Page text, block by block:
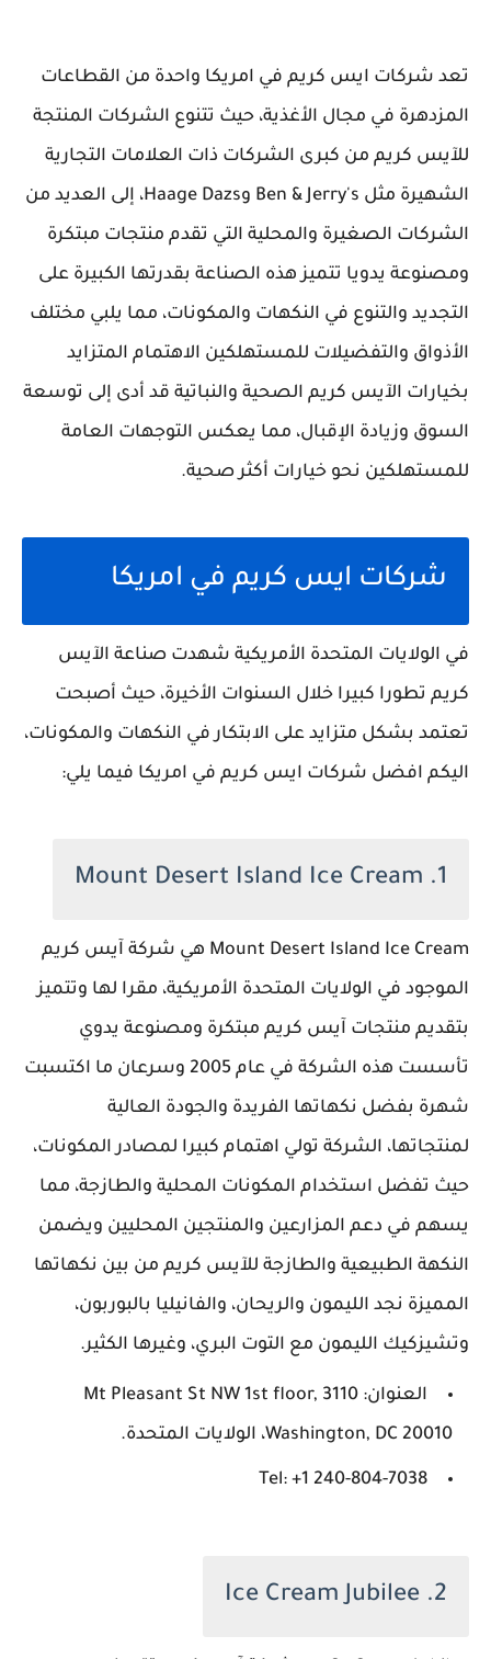
تعد شركات ايس كريم في امريكا واحدة من القطاعات
المزدهرة في مجال الأغذية، حيث تتنوع الشركات المنتجة
للآيس كريم من كبرى الشركات ذات العلامات التجارية
الشهيرة مثل Ben & Jerry's وHaage Dazs، إلى العديد من
الشركات الصغيرة والمحلية التي تقدم منتجات مبتكرة
ومصنوعة يدويا تتميز هذه الصناعة بقدرتها الكبيرة على
التجديد والتنوع في النكهات والمكونات، مما يلبي مختلف
الأذواق والتفضيلات للمستهلكين الاهتمام المتزايد
بخيارات الآيس كريم الصحية والنباتية قد أدى إلى توسعة
السوق وزيادة الإقبال، مما يعكس التوجهات العامة
للمستهلكين نحو خيارات أكثر صحية.
شركات ايس كريم في امريكا
في الولايات المتحدة الأمريكية شهدت صناعة الآيس
كريم تطورا كبيرا خلال السنوات الأخيرة، حيث أصبحت
تعتمد بشكل متزايد على الابتكار في النكهات والمكونات،
اليكم افضل شركات ايس كريم في امريكا فيما يلي:
1. Mount Desert Island Ice Cream
Mount Desert Island Ice Cream هي شركة آيس كريم
الموجود في الولايات المتحدة الأمريكية، مقرا لها وتتميز
بتقديم منتجات آيس كريم مبتكرة ومصنوعة يدوي
تأسست هذه الشركة في عام 2005 وسرعان ما اكتسبت
شهرة بفضل نكهاتها الفريدة والجودة العالية
لمنتجاتها، الشركة تولي اهتمام كبيرا لمصادر المكونات،
حيث تفضل استخدام المكونات المحلية والطازجة، مما
يسهم في دعم المزارعين والمنتجين المحليين ويضمن
النكهة الطبيعية والطازجة للآيس كريم من بين نكهاتها
المميزة نجد الليمون والريحان، والفانيليا بالبوربون،
وتشيزكيك الليمون مع التوت البري، وغيرها الكثير.
العنوان: 3110 Mt Pleasant St NW 1st floor,
Washington, DC 20010، الولايات المتحدة.
Tel: +1 240-804-7038
2. Ice Cream Jubilee